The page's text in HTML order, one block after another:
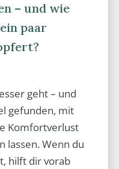
– und wie
paar
geht – und
gefunden, mit
Komfortverlust
lassen. Wenn du
hilft dir vorab